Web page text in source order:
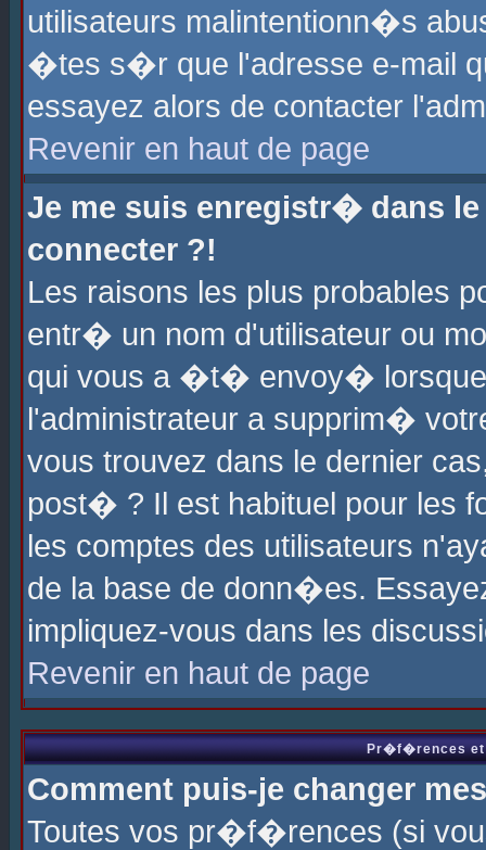
utilisateurs malintentionn�s
�tes s�r que l'adresse e-mail
essayez alors de contacter
Revenir en haut de page
Je me suis enregistr� dans
connecter ?!
Les raisons les plus probables
entr� un nom d'utilisateur ou
qui vous a �t� envoy�
l'administrateur a supprim�
vous trouvez dans le dernier
post� ? Il est habituel pour les
les comptes des utilisateurs
de la base de donn�es.
impliquez-vous dans les
Revenir en haut de page
Pr�f�rences et
Comment puis-je changer
Toutes vos pr�f�rences (si